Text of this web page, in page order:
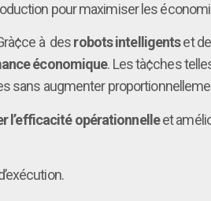
pour maximiser les
à desrobots intelligentset
économique. Les tà¢ches
sans augmenter
l’efficacité opérationnelleet